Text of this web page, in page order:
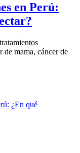
en Perú:
de mama, cáncer de